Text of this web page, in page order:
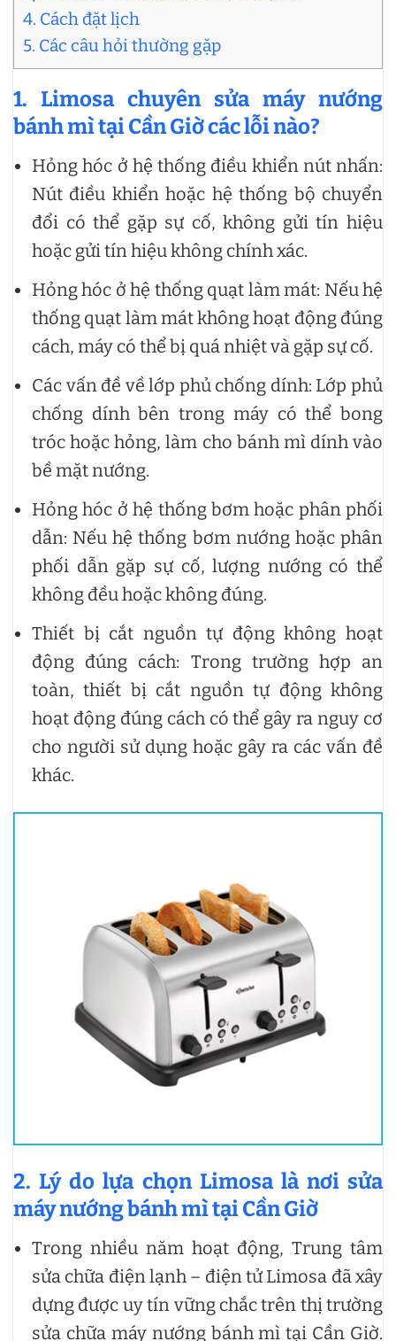
4. Cách đặt lịch
5. Các câu hỏi thường gặp
1. Limosa chuyên sửa máy nướng
bánh mì tại Cần Giờ các lỗi nào?
Hỏng hóc ở hệ thống điều khiển nút nhấn:
Nút điều khiển hoặc hệ thống bộ chuyển
đổi có thể gặp sự cố, không gửi tín hiệu
hoặc gửi tín hiệu không chính xác.
Hỏng hóc ở hệ thống quạt làm mát: Nếu hệ
thống quạt làm mát không hoạt động đúng
cách, máy có thể bị quá nhiệt và gặp sự cố.
Các vấn đề về lớp phủ chống dính: Lớp phủ
chống dính bên trong máy có thể bong
tróc hoặc hỏng, làm cho bánh mì dính vào
bề mặt nướng.
Hỏng hóc ở hệ thống bơm hoặc phân phối
dẫn: Nếu hệ thống bơm nướng hoặc phân
phối dẫn gặp sự cố, lượng nướng có thể
không đều hoặc không đúng.
Thiết bị cắt nguồn tự động không hoạt
động đúng cách: Trong trường hợp an
toàn, thiết bị cắt nguồn tự động không
hoạt động đúng cách có thể gây ra nguy cơ
cho người sử dụng hoặc gây ra các vấn đề
khác.
2. Lý do lựa chọn Limosa là nơi sửa
máy nướng bánh mì tại Cần Giờ
Trong nhiều năm hoạt động, Trung tâm
sửa chữa điện lạnh – điện tử Limosa đã xây
dựng được uy tín vững chắc trên thị trường
sửa chữa máy nướng bánh mì tại Cần Giờ.